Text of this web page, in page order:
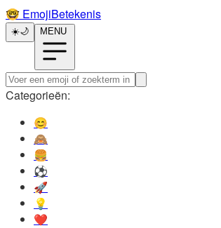
🤓️ EmojiBetekenis
☀️🌙 MENU
Categorieën:
😊️
🙈️
🍔️
⚽️
🚀️
💡️
❤️